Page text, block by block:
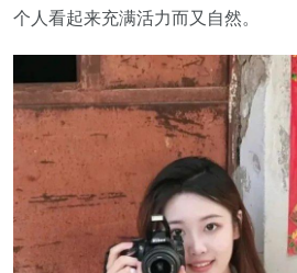
个人看起来充满活力而又自然。